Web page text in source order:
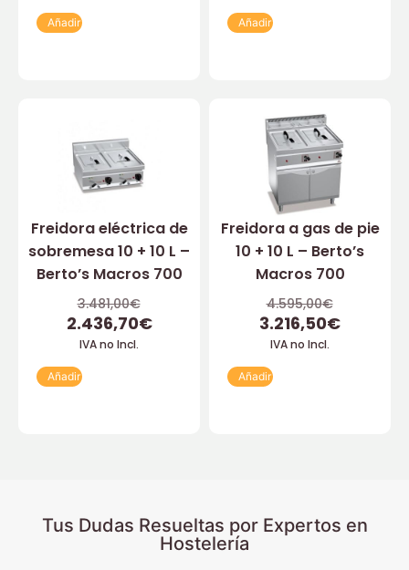
Añadir Añadir
Freidora eléctrica de
sobremesa 10 + 10 L –
Berto’s Macros 700
3.481,00€
2.436,70€
IVA no Incl.
Añadir
Freidora a gas de pie
10 + 10 L – Berto’s
Macros 700
4.595,00€
3.216,50€
IVA no Incl.
Añadir
Tus Dudas Resueltas por Expertos en
Hostelería